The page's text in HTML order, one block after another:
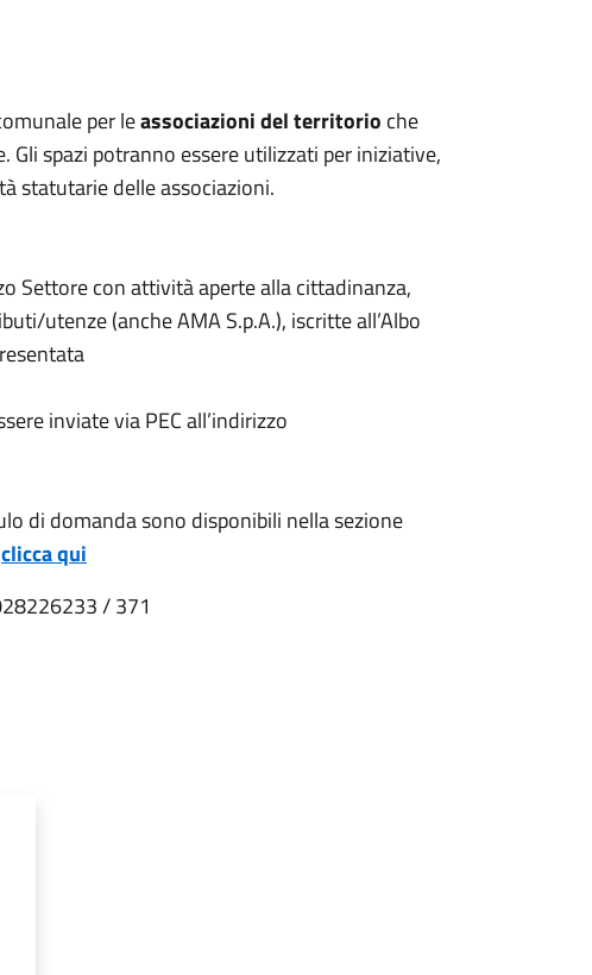
per leassociazioni del territorio che
spazi potranno essere utilizzati per iniziative,
statutarie delle associazioni.
Settore con attività aperte alla cittadinanza,
utenze (anche AMA S.p.A.), iscritte all’Albo
inviate via PEC all’indirizzo
di domanda sono disponibili nella sezione
clicca qui
/ 371